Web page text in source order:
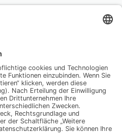
ohne Kompromisse – so
überzeugen
zur Herausforderung wird:
wissen sollten
Haut, die mehr als nur
– spür den Unterschied